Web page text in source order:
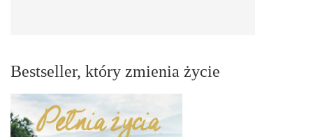
Bestseller, który zmienia życie